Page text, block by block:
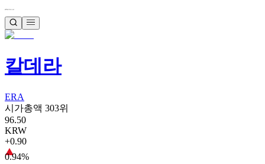
칼데라
ERA
시가총액 303위
96.50
KRW
+0.90
0.94%